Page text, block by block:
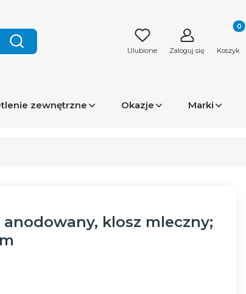
Szukaj Ulubione Zaloguj się Koszyk
zewnętrzne Okazje Marki
anodowany, klosz mleczny;